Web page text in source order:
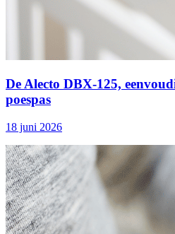
De Alecto DBX‑125,
poespas
18 juni 2026